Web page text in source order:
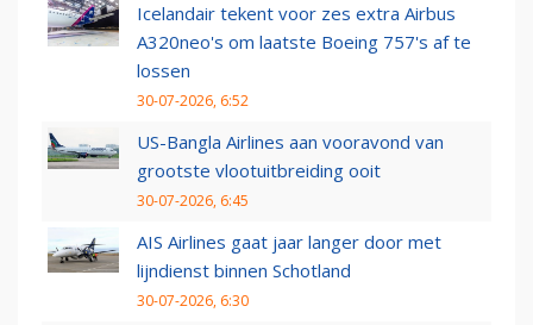
Icelandair tekent voor zes extra Airbus
A320neo's om laatste Boeing 757's af te
lossen
30-07-2026, 6:52
US-Bangla Airlines aan vooravond van
grootste vlootuitbreiding ooit
30-07-2026, 6:45
AIS Airlines gaat jaar langer door met
lijndienst binnen Schotland
30-07-2026, 6:30